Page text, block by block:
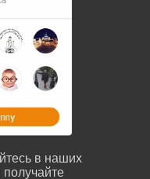
в наших
получайте